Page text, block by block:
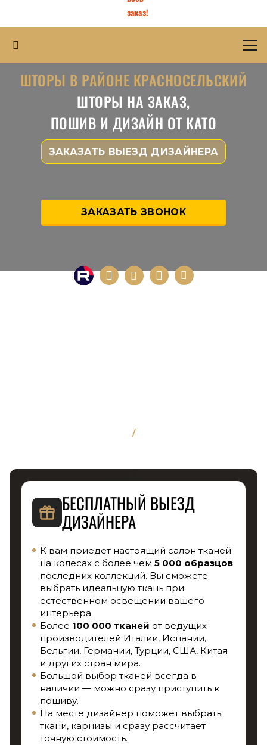
заказ!
ШТОРЫ В РАЙОНЕ КРАСНОСЕЛЬСКИЙ
ШТОРЫ НА ЗАКАЗ,
ПОШИВ И ДИЗАЙН ОТ КАТО
ЗАКАЗАТЬ ВЫЕЗД ДИЗАЙНЕРА
ЗАКАЗАТЬ ЗВОНОК
/
БЕСПЛАТНЫЙ ВЫЕЗД
ДИЗАЙНЕРА
К вам приедет настоящий салон тканей
на колёсах с более чем 5 000 образцов
последних коллекций. Вы сможете
выбрать идеальную ткань при
естественном освещении вашего
интерьера.
Более 100 000 тканей от ведущих
производителей Италии, Испании,
Бельгии, Германии, Турции, США, Китая
и других стран мира.
Большой выбор тканей всегда в
наличии — можно сразу приступить к
пошиву.
На месте дизайнер поможет выбрать
ткани, карнизы и сразу рассчитает
точную стоимость.